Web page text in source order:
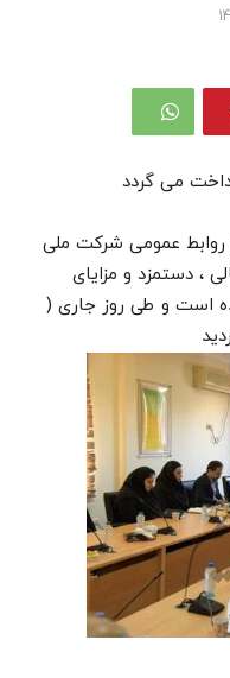
می گردد
روابط عمومی شرکت ملی
، دستمزد و مزایای
است و طی روز جاری (